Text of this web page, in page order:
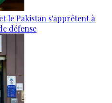
le Pakistan s'apprêtent à
défense